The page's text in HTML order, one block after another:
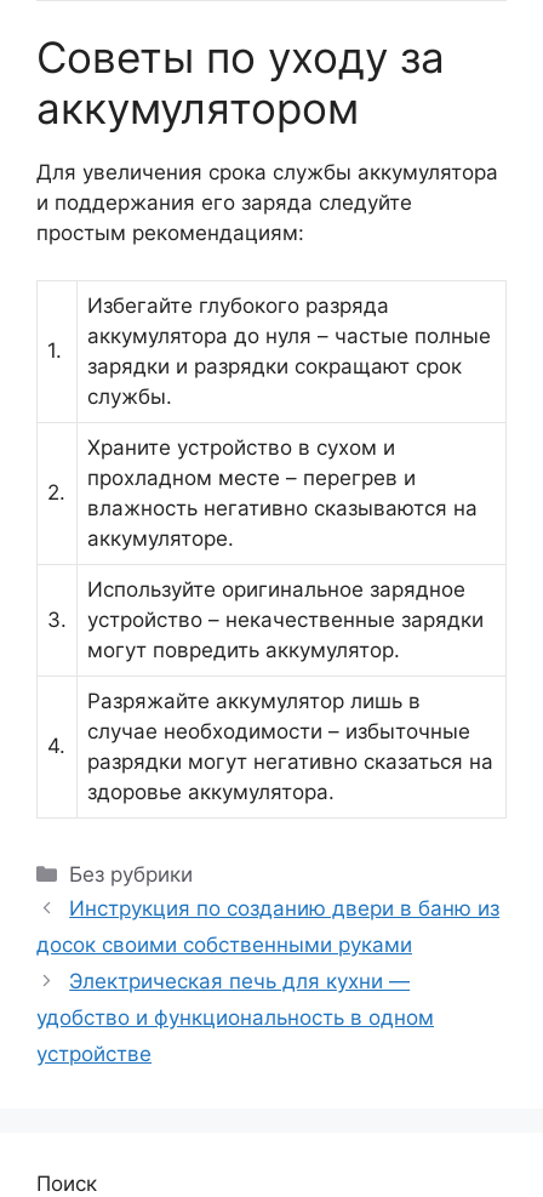
Советы по уходу за
аккумулятором
Для увеличения срока службы аккумулятора
и поддержания его заряда следуйте
простым рекомендациям:
1.
Избегайте глубокого разряда
аккумулятора до нуля – частые полные
зарядки и разрядки сокращают срок
службы.
2.
Храните устройство в сухом и
прохладном месте – перегрев и
влажность негативно сказываются на
аккумуляторе.
3.
Используйте оригинальное зарядное
устройство – некачественные зарядки
могут повредить аккумулятор.
4.
Разряжайте аккумулятор лишь в
случае необходимости – избыточные
разрядки могут негативно сказаться на
здоровье аккумулятора.
Рубрики
Без рубрики
Инструкция по созданию двери в баню из
досок своими собственными руками
Электрическая печь для кухни —
удобство и функциональность в одном
устройстве
Поиск